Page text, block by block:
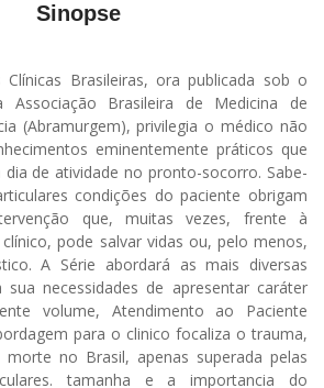
Sinopse
Clínicas Brasileiras, ora publicada sob o
Associação Brasileira de Medicina de
(Abramurgem), privilegia o médico não
eminentemente práticos que
de atividade no pronto-socorro. Sabe-
condições do paciente obrigam
que, muitas vezes, frente à
pode salvar vidas ou, pelo menos,
A Série abordará as mais diversas
sua necessidades de apresentar caráter
volume, Atendimento ao Paciente
para o clinico focaliza o trauma,
no Brasil, apenas superada pelas
tamanha e a importancia do